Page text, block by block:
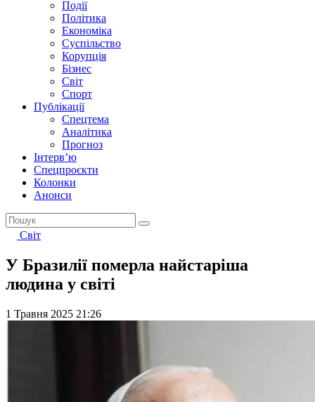
Події
Політика
Економіка
Суспільство
Корупція
Бізнес
Світ
Спорт
Публікації
Спецтема
Аналітика
Прогноз
Інтерв’ю
Спецпроєкти
Колонки
Анонси
Світ
У Бразилії померла найстаріша
людина у світі
1 Травня 2025 21:26